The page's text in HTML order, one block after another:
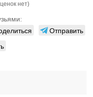
нет)
Отправить